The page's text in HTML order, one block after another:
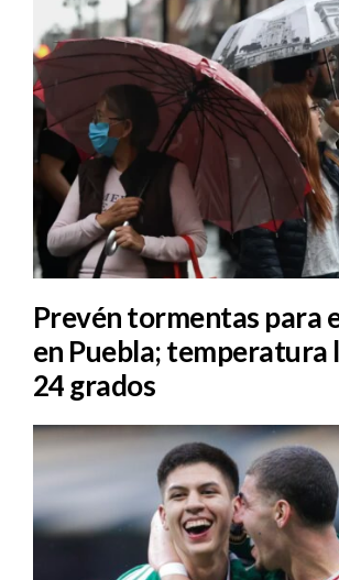
Prevén tormentas para
en Puebla; temperatura
24 grados